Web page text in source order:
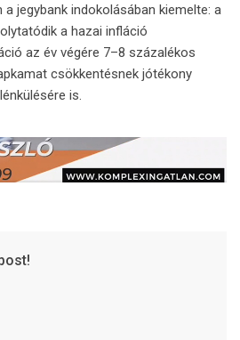
jegybank indokolásában kiemelte: a
a hazai infláció
az év végére 7–8 százalékos
csökkentésnek jótékony
is.